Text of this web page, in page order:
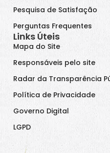
Pesquisa de Satisfação
Perguntas Frequentes
Links Úteis
Mapa do Site
Responsáveis pelo site
Radar da Transparência
Política de Privacidade
Governo Digital
LGPD